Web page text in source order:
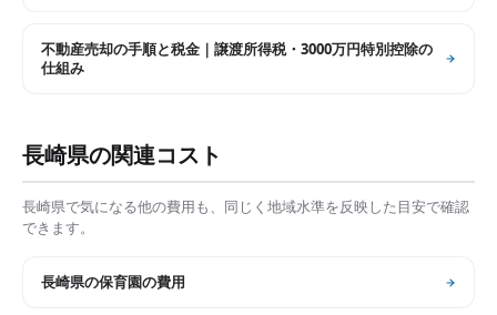
不動産売却の手順と税金｜譲渡所得税・3000万円特別控除の
仕組み
長崎県の関連コスト
長崎県で気になる他の費用も、同じく地域水準を反映した目安で確認
できます。
長崎県の保育園の費用